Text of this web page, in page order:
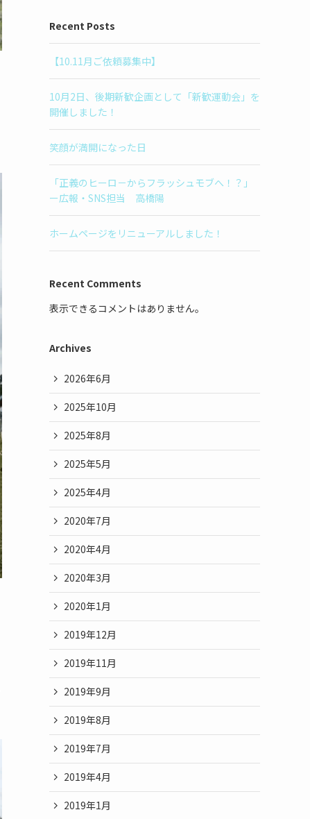
Recent Posts
【10.11月ご依頼募集中】
10月2日、後期新歓企画として「新歓運動会」を
開催しました！
笑顔が満開になった日
「正義のヒーロ－からフラッシュモブへ！？」
ー広報・SNS担当 高橋陽
ホームページをリニューアルしました！
Recent Comments
表示できるコメントはありません。
Archives
2026年6月
2025年10月
2025年8月
2025年5月
2025年4月
2020年7月
2020年4月
2020年3月
2020年1月
2019年12月
2019年11月
2019年9月
2019年8月
2019年7月
2019年4月
2019年1月